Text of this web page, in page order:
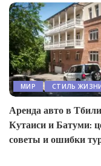
МИР СТИЛЬ
Аренда авто в
Кутаиси и Батуми:
советы и ошибки